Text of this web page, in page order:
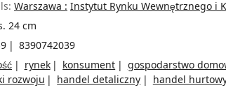
Warszawa : Instytut Rynku Wewnętrznego i
24 cm
8390742039
rynek konsument gospodarstwo
rozwoju handel detaliczny handel